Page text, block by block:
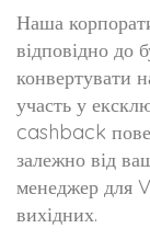
Наша
відповідно до
конвертувати
участь у
cashback
залежно від
менеджер для
вихідних.